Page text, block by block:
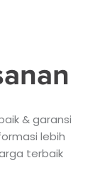
& garansi
lebih
terbaik